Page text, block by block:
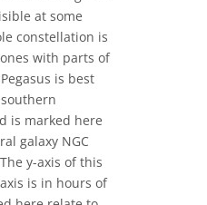
at some
constellation is
with parts of
is best
is marked here
galaxy NGC
y-axis of this
is in hours of